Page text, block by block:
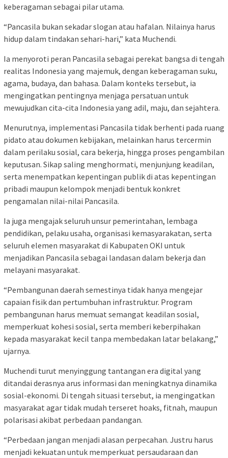
keberagaman sebagai pilar utama.
“Pancasila bukan sekadar slogan atau hafalan. Nilainya harus
hidup dalam tindakan sehari-hari,” kata Muchendi.
Ia menyoroti peran Pancasila sebagai perekat bangsa di tengah
realitas Indonesia yang majemuk, dengan keberagaman suku,
agama, budaya, dan bahasa. Dalam konteks tersebut, ia
mengingatkan pentingnya menjaga persatuan untuk
mewujudkan cita-cita Indonesia yang adil, maju, dan sejahtera.
Menurutnya, implementasi Pancasila tidak berhenti pada ruang
pidato atau dokumen kebijakan, melainkan harus tercermin
dalam perilaku sosial, cara bekerja, hingga proses pengambilan
keputusan. Sikap saling menghormati, menjunjung keadilan,
serta menempatkan kepentingan publik di atas kepentingan
pribadi maupun kelompok menjadi bentuk konkret
pengamalan nilai-nilai Pancasila.
Ia juga mengajak seluruh unsur pemerintahan, lembaga
pendidikan, pelaku usaha, organisasi kemasyarakatan, serta
seluruh elemen masyarakat di Kabupaten OKI untuk
menjadikan Pancasila sebagai landasan dalam bekerja dan
melayani masyarakat.
“Pembangunan daerah semestinya tidak hanya mengejar
capaian fisik dan pertumbuhan infrastruktur. Program
pembangunan harus memuat semangat keadilan sosial,
memperkuat kohesi sosial, serta memberi keberpihakan
kepada masyarakat kecil tanpa membedakan latar belakang,”
ujarnya.
Muchendi turut menyinggung tantangan era digital yang
ditandai derasnya arus informasi dan meningkatnya dinamika
sosial-ekonomi. Di tengah situasi tersebut, ia mengingatkan
masyarakat agar tidak mudah terseret hoaks, fitnah, maupun
polarisasi akibat perbedaan pandangan.
“Perbedaan jangan menjadi alasan perpecahan. Justru harus
menjadi kekuatan untuk memperkuat persaudaraan dan